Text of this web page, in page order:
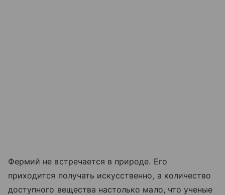
Фермий не встречается в природе. Его
приходится получать искусственно, а количество
доступного вещества настолько мало, что ученые